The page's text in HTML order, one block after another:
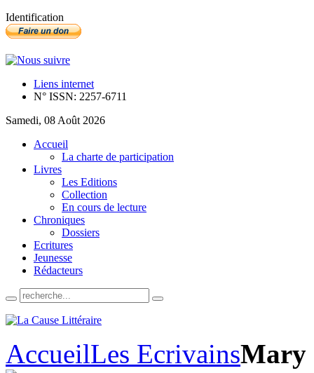
Identification
Liens internet
N° ISSN: 2257-6711
Samedi, 08 Août 2026
Accueil
La charte de participation
Livres
Les Editions
Collection
En cours de lecture
Chroniques
Dossiers
Ecritures
Jeunesse
Rédacteurs
AccueilLes EcrivainsMary